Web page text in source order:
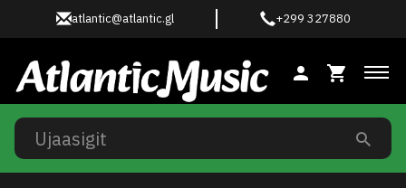
atlantic@atlantic.gl +299 327880